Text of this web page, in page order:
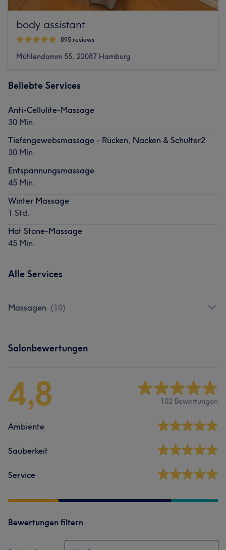
body assistant
895 reviews
Mühlendamm 55, 22087 Hamburg
Beliebte Services
Anti-Cellulite-Massage
30 Min.
Tiefengewebsmassage - Rücken, Nacken & Schulter2
30 Min.
Entspannungsmassage
45 Min.
Winter Massage
1 Std.
Hot Stone-Massage
45 Min.
Alle Services
Massagen (10)
Salonbewertungen
4,8 102 Bewertungen
Ambiente
Sauberkeit
Service
Bewertungen filtern